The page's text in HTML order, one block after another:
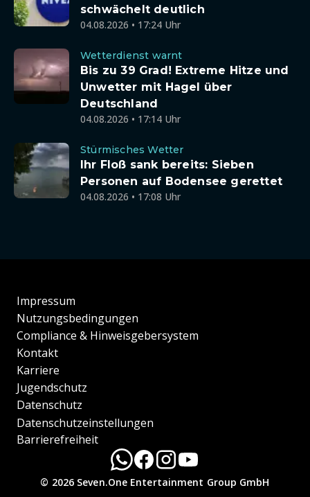
schwächelt deutlich
04.08.2026 • 17:24 Uhr
Wetterdienst warnt
Bis zu 39 Grad! Extreme Hitze und
Unwetter mit Hagel über
Deutschland
04.08.2026 • 17:14 Uhr
Stürmisches Wetter
Ihr Floß sank bereits: Sieben
Personen auf Bodensee gerettet
04.08.2026 • 17:08 Uhr
Impressum
Nutzungsbedingungen
Compliance & Hinweisgebersystem
Kontakt
Karriere
Jugendschutz
Datenschutz
Datenschutzeinstellungen
Barrierefreiheit
© 2026 Seven.One Entertainment Group GmbH